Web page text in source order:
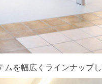
を幅広くラインナップし